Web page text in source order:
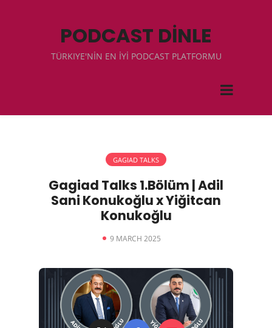
PODCAST DİNLE
TÜRKIYE'NİN EN İYİ PODCAST PLATFORMU
GAGIAD TALKS
Gagiad Talks 1.Bölüm | Adil
Sani Konukoğlu x Yiğitcan
Konukoğlu
9 MARCH 2025